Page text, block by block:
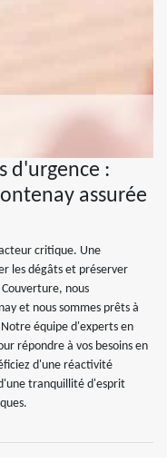
d'urgence :
assurée
critique. Une
les dégâts et préserver
nous
et nous sommes prêts à
équipe d'experts en
répondre à vos besoins en
d'une réactivité
tranquillité d'esprit